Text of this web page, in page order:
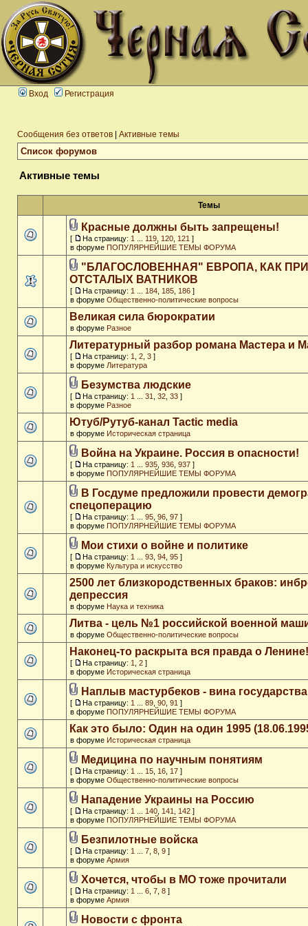
Вход Регистрация
Сообщения без ответов Активные темы
Список форумов
Активные темы
Темы
Красные должны быть запрещены!
[ На страницу: 1 119 120 121 ]
в форуме ПОПУЛЯРНЕЙШИЕ ТЕМЫ ФОРУМА
"БЛАГОСЛОВЕННАЯ" ЕВРОПА, КАК
ОТСТАЛЫХ ВАТНИКОВ
[ На страницу: 1 184 185 186 ]
в форуме Общественно-политические вопросы
Великая сила бюрократии
в форуме Разное
Литературный разбор романа Мастера и
[ На страницу: 1 2 3 ]
в форуме Литература
Безумства людские
[ На страницу: 1 31 32 33 ]
в форуме Разное
Ютуб/Рутуб-канал Tactic media
в форуме Историческая страница
Война на Украине. Россия в опасности!
[ На страницу: 1 935 936 937 ]
в форуме ПОПУЛЯРНЕЙШИЕ ТЕМЫ ФОРУМА
В Госдуме предложили провести
спецоперацию
[ На страницу: 1 95 96 97 ]
в форуме ПОПУЛЯРНЕЙШИЕ ТЕМЫ ФОРУМА
Мои стихи о войне и политике
[ На страницу: 1 93 94 95 ]
в форуме Культура и искусство
2500 лет близкородственных браков:
депрессия
в форуме Наука и техника
Литва - цель №1 российской военной
в форуме Общественно-политические вопросы
Наконец-то раскрыта вся правда о Ленине!
[ На страницу: 1 2 ]
в форуме Историческая страница
Наплыв мастурбеков - вина государства
[ На страницу: 1 89 90 91 ]
в форуме ПОПУЛЯРНЕЙШИЕ ТЕМЫ ФОРУМА
Как это было: Один на один 1995
в форуме Историческая страница
Медицина по научным понятиям
[ На страницу: 1 15 16 17 ]
в форуме Общественно-политические вопросы
Нападение Украины на Россию
[ На страницу: 1 140 141 142 ]
в форуме ПОПУЛЯРНЕЙШИЕ ТЕМЫ ФОРУМА
Безпилотные войска
[ На страницу: 1 7 8 9 ]
в форуме Армия
Хочется, чтобы в МО тоже прочитали
[ На страницу: 1 6 7 8 ]
в форуме Армия
Новости с фронта